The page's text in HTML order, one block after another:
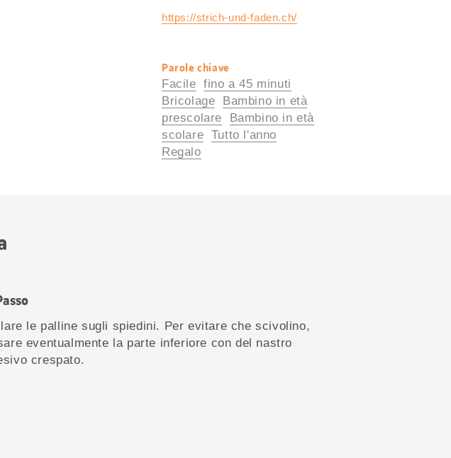
https://strich-und-faden.ch/
Informazioni
utili
Parole chiave
Facile fino a 45 minuti
Bricolage
Bambino in età
prescolare
Bambino in età
scolare Tutto l'anno
Regalo
le palline sugli spiedini. Per evitare che scivolino,
eventualmente la parte inferiore con del nastro
crespato.